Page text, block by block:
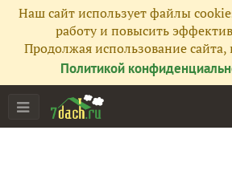
Наш сайт использует файлы
работу и повысить
Продолжая использование сайта,
Политикой